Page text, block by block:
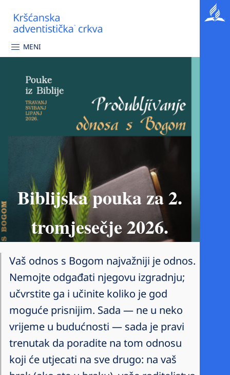
MENI
Biblijska pouka za 2.
tromjesečje 2026.
Vaš odnos s Bogom najvažniji je odnos.
Nemojte odgađati njegovu izgradnju;
učvrstite ga i učinite koliko je god
moguće prisnijim. Sada — ne u neko
vrijeme u budućnosti — sada je pravi
trenutak da poradite na tom odnosu
koji će utjecati na sve drugo: na vaš